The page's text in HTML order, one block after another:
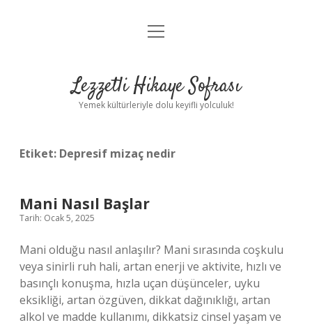
Anasayfa
Yasal Uyarı
menüyü
Lezzetli Hikaye Sofrası
Yemek kültürleriyle dolu keyifli yolculuk!
Etiket: Depresif mizaç nedir
Mani Nasıl Başlar
Tarih: Ocak 5, 2025
Mani olduğu nasıl anlaşılır? Mani sırasında coşkulu
veya sinirli ruh hali, artan enerji ve aktivite, hızlı ve
basınçlı konuşma, hızla uçan düşünceler, uyku
eksikliği, artan özgüven, dikkat dağınıklığı, artan
alkol ve madde kullanımı, dikkatsiz cinsel yaşam ve